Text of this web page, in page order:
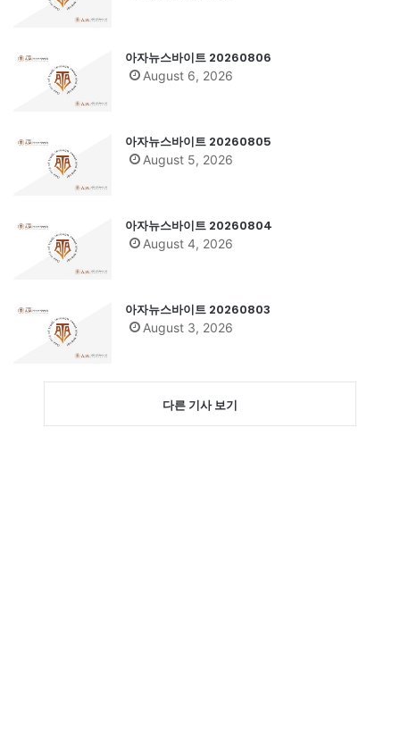
아자뉴스바이트 20260806
August 6, 2026
아자뉴스바이트 20260805
August 5, 2026
아자뉴스바이트 20260804
August 4, 2026
아자뉴스바이트 20260803
August 3, 2026
다른 기사 보기